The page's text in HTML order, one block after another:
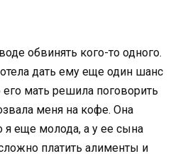
обвинять кого-то одного.
дать ему еще один шанс
мать решила поговорить
меня на кофе. Она
я еще молода, а у ее сына
платить алименты и